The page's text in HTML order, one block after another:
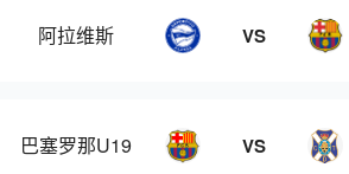
阿拉维斯 VS
巴塞罗那U19 VS